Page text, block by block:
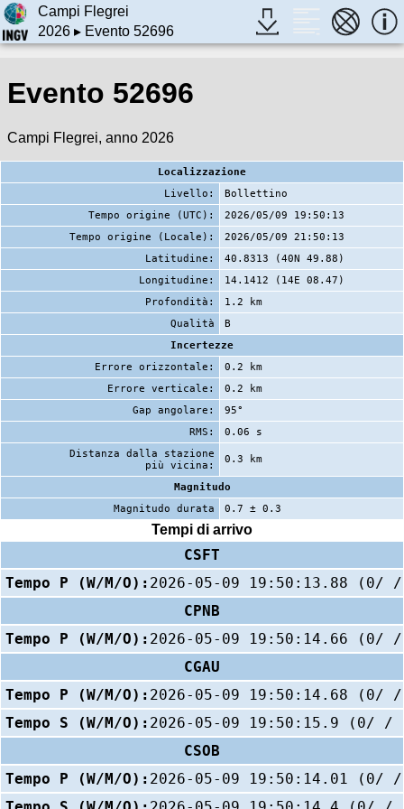
Campi Flegrei
2026▸ Evento 52696
Evento 52696
Campi Flegrei, anno 2026
Localizzazione
Livello:
Bollettino
Tempo origine (UTC):
2026/05/09 19:50:13
Tempo origine (Locale):
2026/05/09 21:50:13
Latitudine:
40.8313 (40N 49.88)
Longitudine:
14.1412 (14E 08.47)
Profondità:
1.2 km
Qualità
B
Incertezze
Errore orizzontale:
0.2 km
Errore verticale:
0.2 km
Gap angolare:
95°
RMS:
0.06 s
Distanza dalla stazione
più vicina:
0.3 km
Magnitudo
Magnitudo durata
0.7 ± 0.3
Tempi di arrivo
CSFT
Tempo P (W/M/O): 2026-05-09 19:50:13.88 (0/
CPNB
Tempo P (W/M/O): 2026-05-09 19:50:14.66 (0/
CGAU
Tempo P (W/M/O): 2026-05-09 19:50:14.68 (0/
Tempo S (W/M/O): 2026-05-09 19:50:15.9 (0/ /
CSOB
Tempo P (W/M/O): 2026-05-09 19:50:14.01 (0/